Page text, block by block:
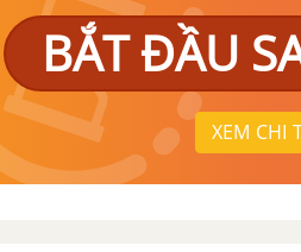
BẮT ĐẦU
XEM CHI